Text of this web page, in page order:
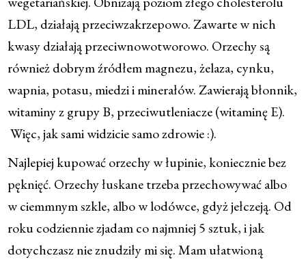
LDL, działają przeciwzakrzepowo. Zawarte w nich
kwasy działają przeciwnowotworowo. Orzechy są
również dobrym źródłem magnezu, żelaza, cynku,
wapnia, potasu, miedzi i minerałów. Zawierają błonnik,
witaminy z grupy B, przeciwutleniacze (witaminę E).
Więc, jak sami widzicie samo zdrowie :).
Najlepiej kupować orzechy w łupinie, koniecznie bez
pęknięć. Orzechy łuskane trzeba przechowywać albo
w ciemmnym szkle, albo w lodówce, gdyż jełczeją. Od
roku codziennie zjadam co najmniej 5 sztuk, i jak
dotychczasz nie znudziły mi się. Mam ułatwioną